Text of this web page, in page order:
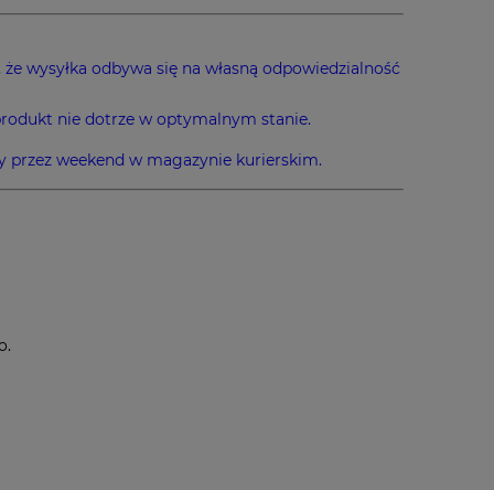
wysyłka odbywa się na własną odpowiedzialność
nie dotrze w optymalnym stanie.
przez weekend w magazynie kurierskim.